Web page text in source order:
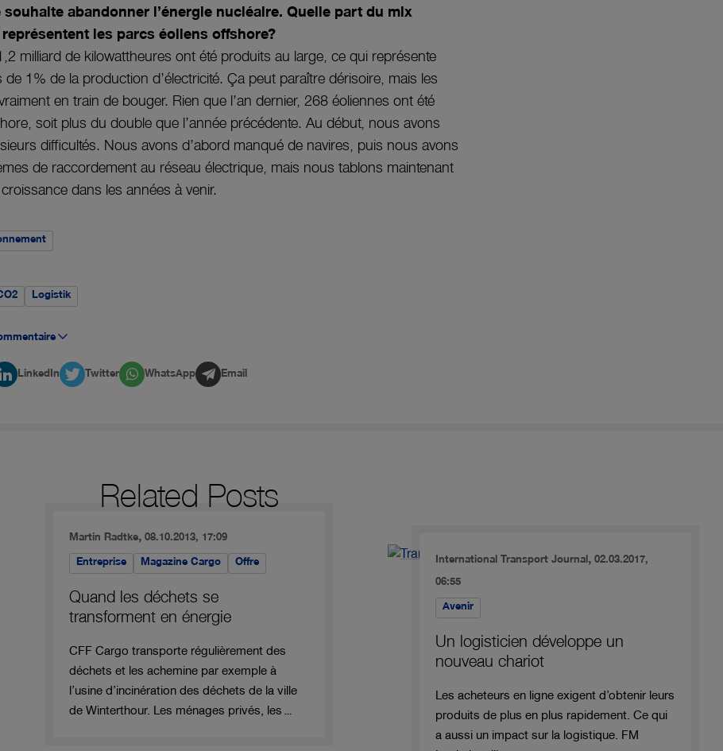
souhaite abandonner l’énergie nucléaire. Quelle part du mix
représentent les parcs éoliens offshore?
milliard de kilowattheures ont été produits au large, ce qui représente
1% de la production d’électricité. Ça peut paraître dérisoire, mais les
en train de bouger. Rien que l’an dernier, 268 éoliennes ont été
soit plus du double que l’année précédente. Au début, nous avons
difficultés. Nous avons d’abord manqué de navires, puis nous avons
de raccordement au réseau électrique, mais nous tablons maintenant
dans les années à venir.
Logistik
LinkedIn Twitter WhatsApp Email
Related Posts
Martin Radtke, 08.10.2013, 17:09
Entreprise Magazine Cargo Offre
Quand les déchets se
transforment en énergie
CFF Cargo transporte régulièrement des
déchets et les achemine par exemple à
l’usine d’incinération des déchets de la ville
de Winterthour. Les ménages privés, les…
International Transport Journal, 02.03.2017,
06:55
Avenir
Un logisticien développe un
nouveau chariot
Les acheteurs en ligne exigent d’obtenir leurs
produits de plus en plus rapidement. Ce qui
a aussi un impact sur la logistique. FM